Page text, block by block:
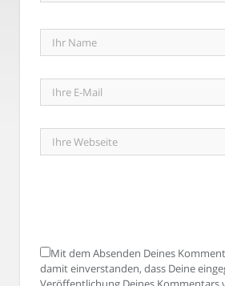
Mit dem Absenden Deines
damit einverstanden, dass Deine